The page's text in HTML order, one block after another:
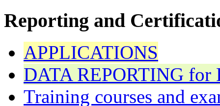
Reporting and
APPLICATIONS
DATA REPORTING for
Training courses and